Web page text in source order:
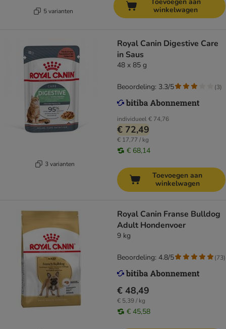
5 varianten
winkelwagen
3 varianten
Royal Canin Digestive Care
in Saus
48 x 85 g
individueel€ 74,76
€ 72,49
€ 17,77 / kg
€ 68,14
Beoordeling: 3.3/5 (3)
Toevoegen aan
winkelwagen
Royal Canin Franse Bulldog
Adult Hondenvoer
9 kg
€ 48,49
€ 5,39 / kg
€ 45,58
Beoordeling: 4.8/5 (73)